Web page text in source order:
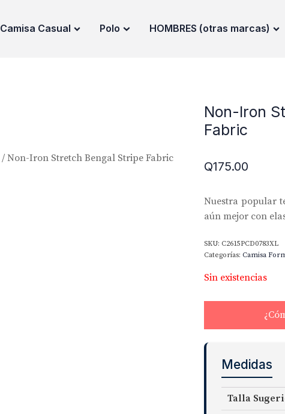
Camisa Casual Polo HOMBRES (otras marcas)
/ Non-Iron Stretch Bengal Stripe Fabric
Non-Iron
Fabric
Q175.00
Nuestra popular
aún mejor con
SKU: C2615PCD0783XL
Categorías: Camisa
Sin existencias
Medidas
Talla